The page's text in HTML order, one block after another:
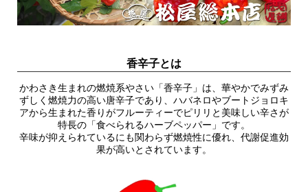
香辛子とは
かわさき生まれの燃焼系やさい「香辛子」は、華やかでみずみ
ずしく燃焼力の高い唐辛子であり、ハバネロやブートジョロキ
アから生まれた香りがフルーティーでピリリと美味しい辛さが
特長の「食べられるハーブペッパー」です。
辛味が抑えられているにも関わらず燃焼性に優れ、代謝促進効
果が高いとされています。